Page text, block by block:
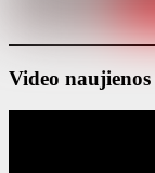
Video naujienos